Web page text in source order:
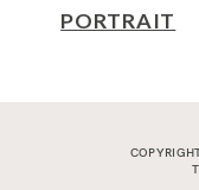
PORTRAIT